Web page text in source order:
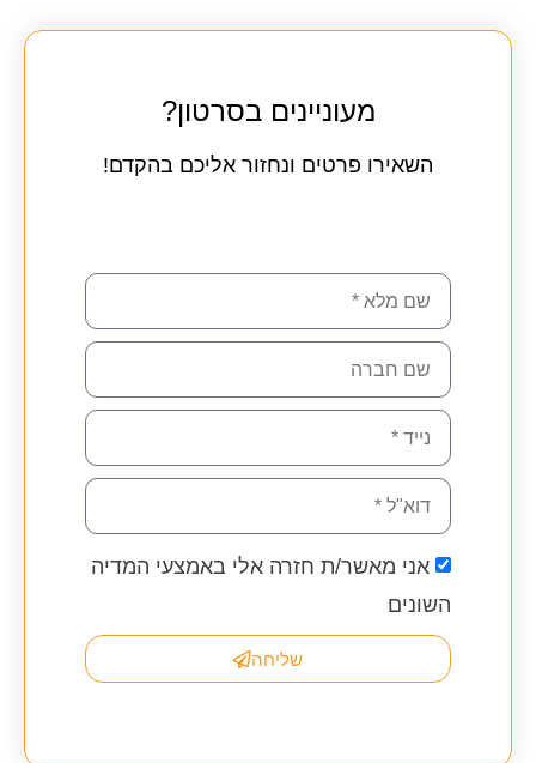
מעוניינים בסרטון?
השאירו פרטים ונחזור אליכם בהקדם!
אני מאשר/ת חזרה אלי באמצעי המדיה
השונים
שליחה